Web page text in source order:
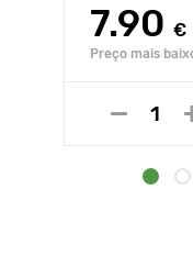
7.90 €
Preço mais